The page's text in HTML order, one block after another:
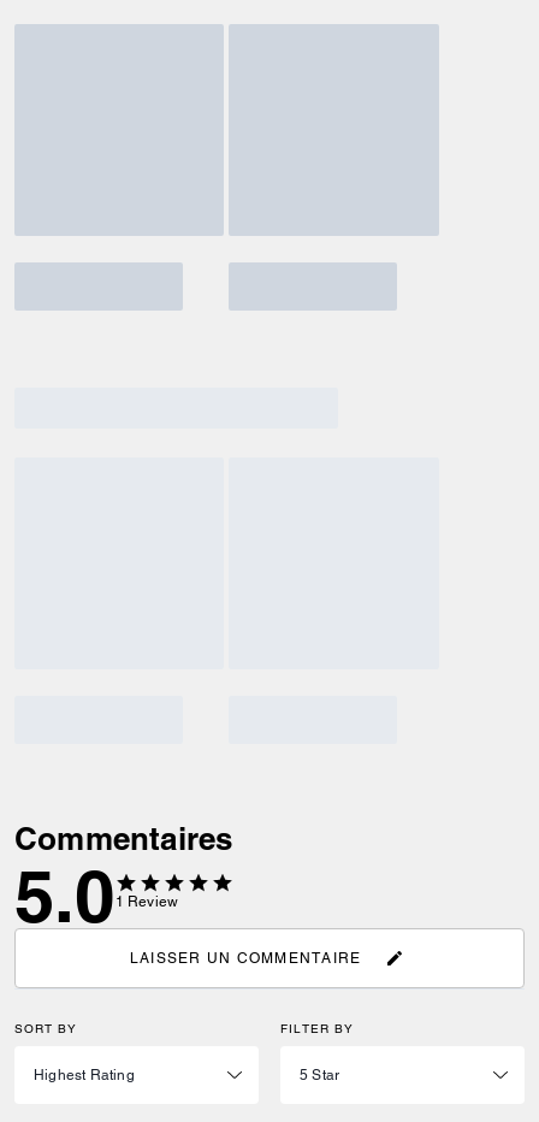
Commentaires
5.0 1 Review
LAISSER UN COMMENTAIRE
SORT BY FILTER BY